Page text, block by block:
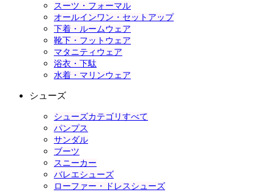
スーツ・フォーマル
オールインワン・セットアップ
下着・ルームウェア
靴下・フットウェア
マタニティウェア
浴衣・下駄
水着・マリンウェア
シューズ
シューズカテゴリすべて
パンプス
サンダル
ブーツ
スニーカー
バレエシューズ
ローファー・ドレスシューズ